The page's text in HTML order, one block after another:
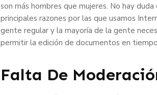
son más hombres que mujeres. No hay
principales razones por las que usamos
gente regular y la mayoría de la gente
permitir la edición de documentos en
Falta De